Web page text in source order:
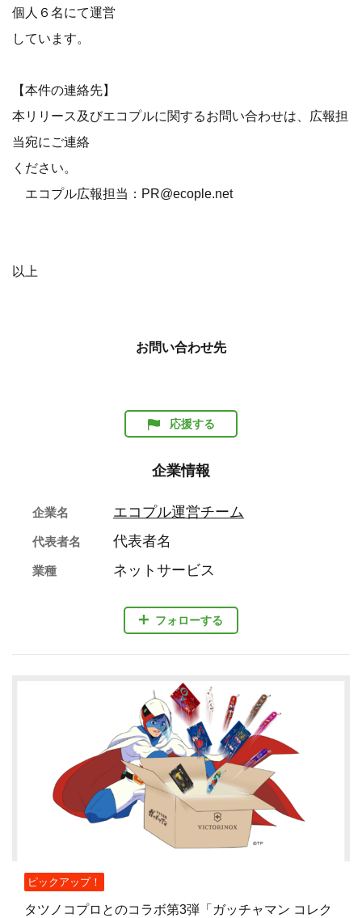
個人６名にて運営
しています。
【本件の連絡先】
本リリース及びエコプルに関するお問い合わせは、広報担
当宛にご連絡
ください。
エコプル広報担当：PR@ecople.net
以上
お問い合わせ先
応援する
企業情報
フォローする
企業名 エコプル運営チーム
代表者名 代表者名
業種 ネットサービス
ピックアップ！
タツノコプロとのコラボ第3弾「ガッチャマン コレク